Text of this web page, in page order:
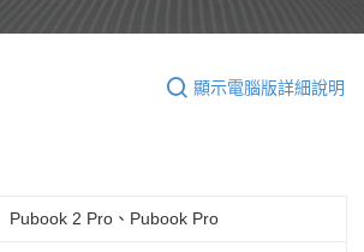
顯示電腦版詳細說明
Pubook 2 Pro、Pubook Pro